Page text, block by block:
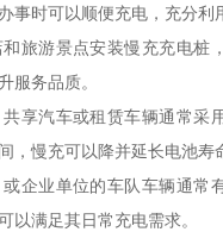
事时可以顺便充电，充分利
旅游景点安装慢充充电桩
服务品质。
享汽车或租赁车辆通常采
，慢充可以降并延长电池寿
企业单位的车队车辆通常
以满足其日常充电需求。